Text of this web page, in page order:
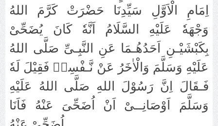
اِمَامِ الْاَوَّلِ سَيِّدِنَا حَضْرَتْ كَرَّمَ اللهُ
وَجْهَهٗ عَلَيْهِ السَّلَامُ اَنَّهٗ كَانَ يُضَحِّىْ
بِكَبْشَيْـنِ اَحَدُهُـمَا عَنِ النَّبِـىِّ صَلَّى اللهُ
عَلَيْهِ وَسَلَّمَ وَالْاٰخَرُ عَنْ نَّـفْسِهٖ فَقِيْلَ لَهٗ
فَـقَالَ اِنَّ رَسُوْلَ اللهِ صَلَّى اللهُ عَلَيْهِ
وَسَلَّمَ اَوْصَانِــىْ اَنْ اُضَحِّىَ عَنْهُ فَاَنَا